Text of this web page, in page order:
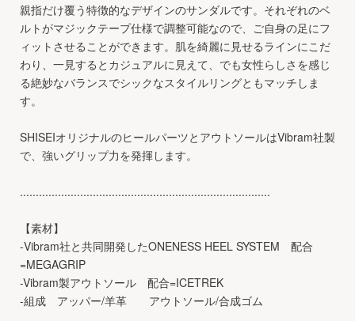
親指だけ覆う特徴的なデザインのサンダルです。それぞれのベ
ルトがマジックテープ仕様で調整可能なので、ご自身の足にフ
ィットさせることができます。肌を綺麗に見せるラインにこだ
わり、一見するとカジュアルに見えて、でも女性らしさを感じ
る絶妙なバランスでシックなスタイルリングともマッチしま
す。
SHISEIオリジナルのヒールパーツとアウトソールはVibram社製
で、強いグリップ力を発揮します。
...............................................................................
【素材】
-Vibram社と共同開発したONENESS HEEL SYSTEM 配合
=MEGAGRIP
-Vibram製アウトソール 配合=ICETREK
-組成 アッパー/羊革 アウトソール/合成ゴム